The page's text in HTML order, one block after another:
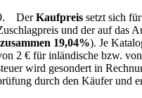
DerKaufpreis setzt sich
und der auf das
zusammen 19,04%). Je
2 € für inländische bzw.
wird gesondert in
durch den Käufer und